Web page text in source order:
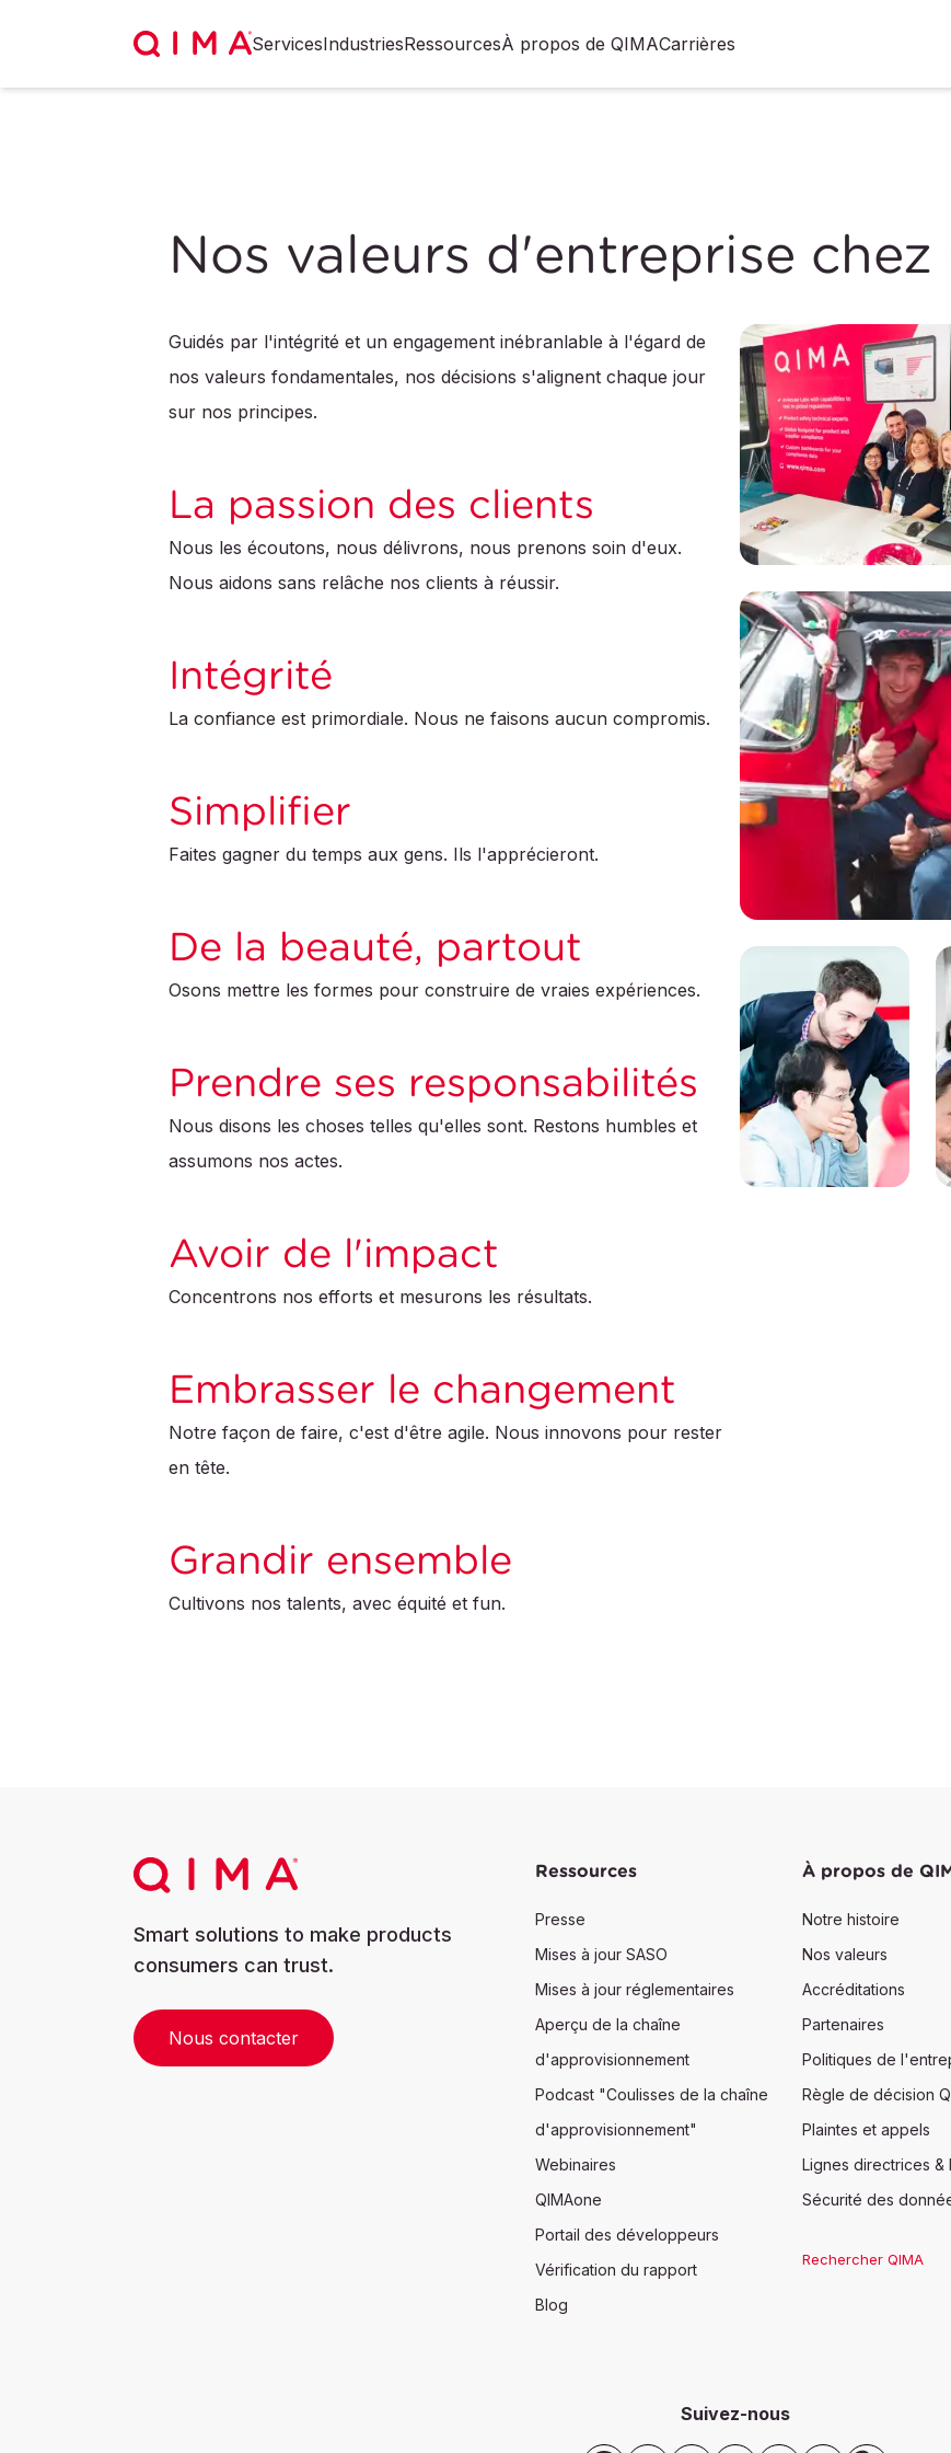
ServicesIndustriesRessourcesÀ propos de QIMACarrières
Nos valeurs d'entreprise chez
Guidés par l'intégrité et un engagement inébranlable à l'égard de
nos valeurs fondamentales, nos décisions s'alignent chaque jour
sur nos principes.
La passion des clients
Nous les écoutons, nous délivrons, nous prenons soin d'eux.
Nous aidons sans relâche nos clients à réussir.
Intégrité
La confiance est primordiale. Nous ne faisons aucun compromis.
Simplifier
Faites gagner du temps aux gens. Ils l'apprécieront.
De la beauté, partout
Osons mettre les formes pour construire de vraies expériences.
Prendre ses responsabilités
Nous disons les choses telles qu'elles sont. Restons humbles et
assumons nos actes.
Avoir de l'impact
Concentrons nos efforts et mesurons les résultats.
Embrasser le changement
Notre façon de faire, c'est d'être agile. Nous innovons pour rester
en tête.
Grandir ensemble
Cultivons nos talents, avec équité et fun.
Smart solutions to make products
consumers can trust.
Nous contacter
Ressources
Presse
Mises à jour SASO
Mises à jour réglementaires
Aperçu de la chaîne
d'approvisionnement
Podcast "Coulisses de la chaîne
d'approvisionnement"
Webinaires
QIMAone
Portail des développeurs
Vérification du rapport
Blog
À propos de
Notre histoire
Nos valeurs
Accréditations
Partenaires
Politiques de
Règle de décision
Plaintes et appels
Lignes directrices &
Sécurité des
Rechercher QIMA
Suivez-nous